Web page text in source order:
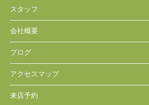
スタッフ
会社概要
ブログ
アクセスマップ
来店予約